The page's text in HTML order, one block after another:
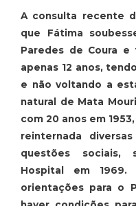
A consulta recente
que Fátima
Paredes de Coura
apenas 12 anos,
e não voltando a
natural de Mata
com 20 anos em
reinternada
questões sociais,
Hospital em
orientações para o